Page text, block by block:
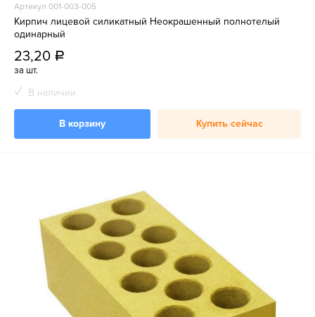
Артикул 001-003-005
Кирпич лицевой силикатный Неокрашенный полнотелый
одинарный
23,20 a
за шт.
В наличии
В корзину Купить сейчас